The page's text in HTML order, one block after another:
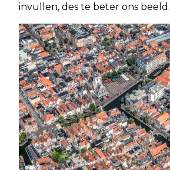
invullen, des te beter ons beeld.